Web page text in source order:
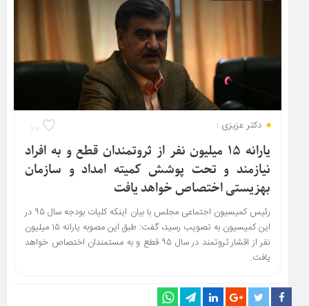
۴۲ دکتر عزیزی :
یارانه ۱۵ میلیون نفر از ثروتمندان قطع و به افراد
نیازمند و تحت پوشش کمیته امداد و سازمان
بهزیستی اختصاص خواهد یافت
رئیس کمیسیون اجتماعی مجلس با بیان اینکه کلیات بودجه سال ۹۵ در
این کمیسیون به تصویب رسید،‌ گفت: طبق این مصوبه یارانه ۱۵ میلیون
نفر از اقشار ثروتمند در سال ۹۵ قطع و به مستمندان اختصاص خواهد
یافت.